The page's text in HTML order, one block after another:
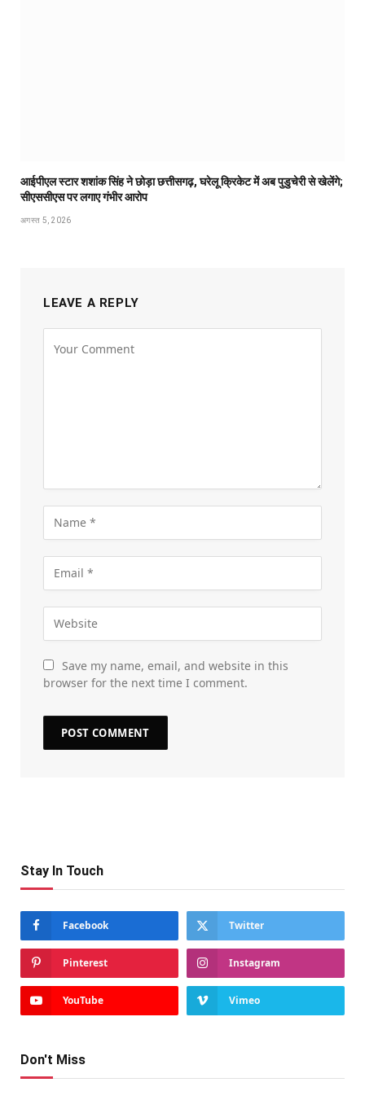
आईपीएल स्टार शशांक सिंह ने छोड़ा छत्तीसगढ़, घरेलू क्रिकेट में अब पुडुचेरी से खेलेंगे;
सीएससीएस पर लगाए गंभीर आरोप
अगस्त 5, 2026
LEAVE A REPLY
Save my name, email, and website in this
browser for the next time I comment.
Stay In Touch
Facebook Twitter
Pinterest Instagram
YouTube Vimeo
Don't Miss